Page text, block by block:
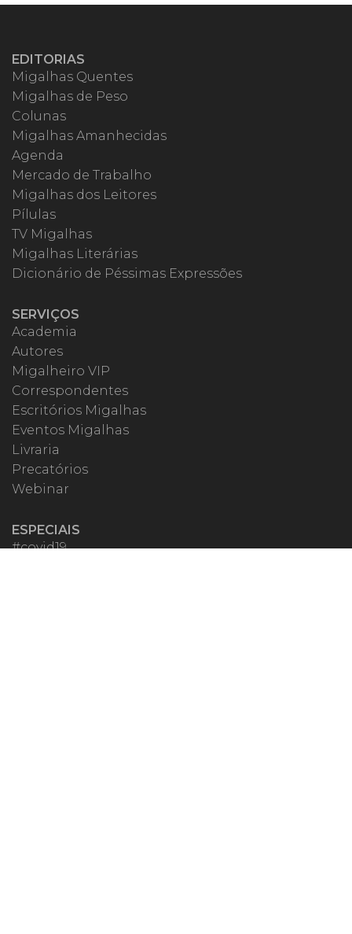
EDITORIAS
Migalhas Quentes
Migalhas de Peso
Colunas
Migalhas Amanhecidas
Agenda
Mercado de Trabalho
Migalhas dos Leitores
Pílulas
TV Migalhas
Migalhas Literárias
Dicionário de Péssimas Expressões
SERVIÇOS
Academia
Autores
Migalheiro VIP
Correspondentes
Escritórios Migalhas
Eventos Migalhas
Livraria
Precatórios
Webinar
ESPECIAIS
#covid19